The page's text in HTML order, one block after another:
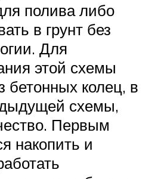
полива либо
в грунт без
Для
этой схемы
бетонных колец, в
схемы,
Первым
накопить и